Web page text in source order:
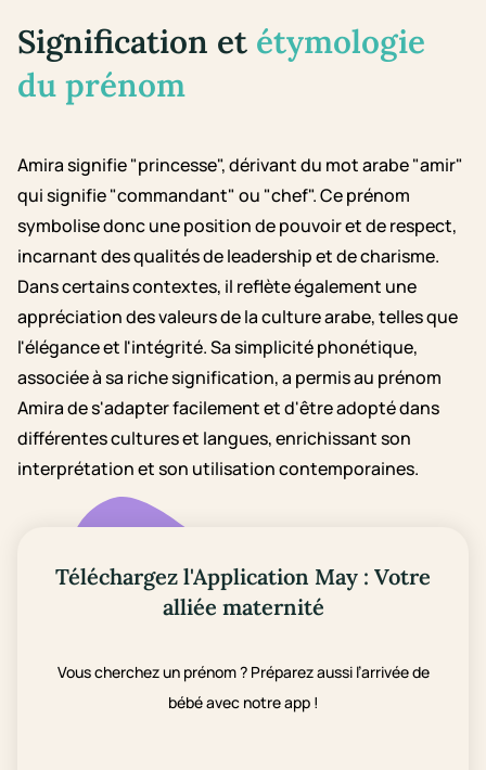
Signification et étymologie
du prénom
Amira signifie "princesse", dérivant du mot arabe "amir"
qui signifie "commandant" ou "chef". Ce prénom
symbolise donc une position de pouvoir et de respect,
incarnant des qualités de leadership et de charisme.
Dans certains contextes, il reflète également une
appréciation des valeurs de la culture arabe, telles que
l'élégance et l'intégrité. Sa simplicité phonétique,
associée à sa riche signification, a permis au prénom
Amira de s'adapter facilement et d'être adopté dans
différentes cultures et langues, enrichissant son
interprétation et son utilisation contemporaines.
Téléchargez l'Application May : Votre
alliée maternité
Vous cherchez un prénom ? Préparez aussi l’arrivée de
bébé avec notre app !